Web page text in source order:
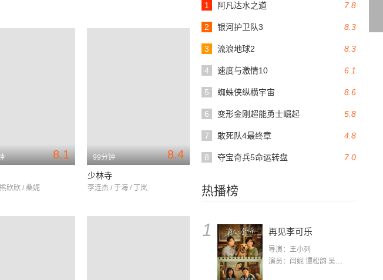
7.8
1 阿凡达水之道
8.3
2 银河护卫队3
8.3
3 流浪地球2
6.1
4 速度与激情10
8.6
5 蜘蛛侠纵横宇宙
5.8
6 变形金刚超能勇士崛起
4.8
7 敢死队4最终章
7.0
8 夺宝奇兵5命运转盘
热播榜
1 再见李可乐
导演：王小列
演员：闫妮 谭松韵 吴京 蒋龙 赵小棠 冯雷 李虎城 平安 小七 小可乐
8.1
欣欣 / 桑妮
8.4
99分钟
少林寺
李连杰 / 于海 / 丁岚